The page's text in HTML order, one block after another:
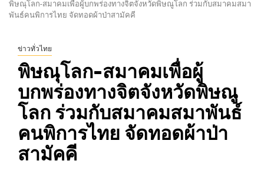
พิษณุโลก-สมาคมเพื่อผู้บกพร่องทางจิตจังหวัดพิษณูโลก ร่วมกับสมาคมสมา
พันธ์คนพิการไทย จัดทอดผ้าป่าสามัคคี
ข่าวทั่วไทย
พิษณุโลก-สมาคมเพื่อผู้
บกพร่องทางจิตจังหวัดพิษณู
โลก ร่วมกับสมาคมสมาพันธ์
คนพิการไทย จัดทอดผ้าป่า
สามัคคี